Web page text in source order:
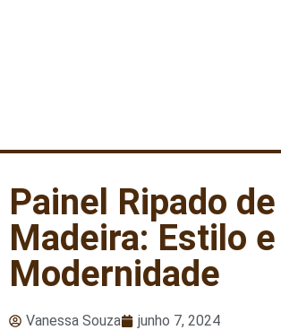
Painel Ripado de
Madeira: Estilo e
Modernidade
Vanessa Souza junho 7, 2024